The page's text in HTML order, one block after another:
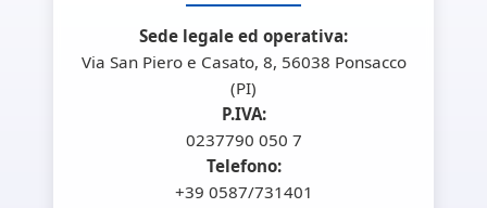
Sede legale ed operativa:
Via San Piero e Casato, 8, 56038 Ponsacco
(PI)
P.IVA:
0237790 050 7
Telefono:
+39 0587/731401